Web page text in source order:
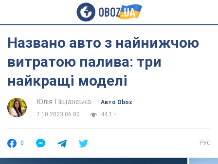
Названо авто з найнижчою
витратою палива: три
найкращі моделі
Юлія Піщанська
Авто Oboz
7.10.2023 06:00
44,1 т.
0 РУС